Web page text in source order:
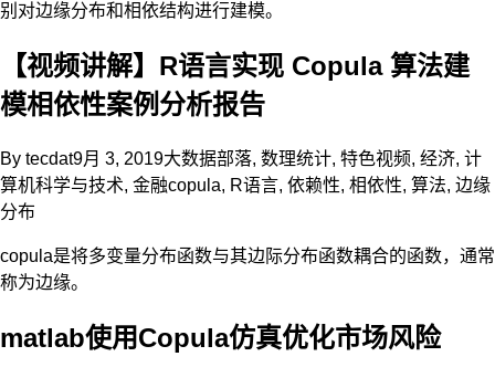
别对边缘分布和相依结构进行建模。
【视频讲解】R语言实现 Copula 算法建
模相依性案例分析报告
By tecdat9月 3, 2019大数据部落, 数理统计, 特色视频, 经济, 计
算机科学与技术, 金融copula, R语言, 依赖性, 相依性, 算法, 边缘
分布
copula是将多变量分布函数与其边际分布函数耦合的函数，通常
称为边缘。
matlab使用Copula仿真优化市场风险